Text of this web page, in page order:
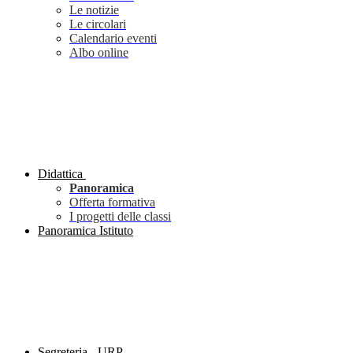
Le notizie
Le circolari
Calendario eventi
Albo online
Didattica
Panoramica
Offerta formativa
I progetti delle classi
Panoramica Istituto